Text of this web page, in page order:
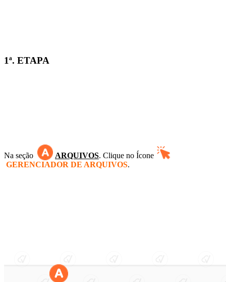
1ª. ETAPA
Na seção ARQUIVOS. Clique no Ícone
GERENCIADOR DE ARQUIVOS.